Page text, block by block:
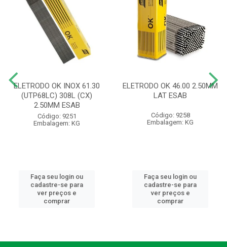
ELETRODO OK INOX 61.30
(UTP68LC) 308L (CX)
2.50MM ESAB
Código: 9251
Embalagem: KG
Faça seu login ou
cadastre-se para
ver preços e
comprar
ELETRODO OK 46.00 2.50MM
LAT ESAB
Código: 9258
Embalagem: KG
Faça seu login ou
cadastre-se para
ver preços e
comprar